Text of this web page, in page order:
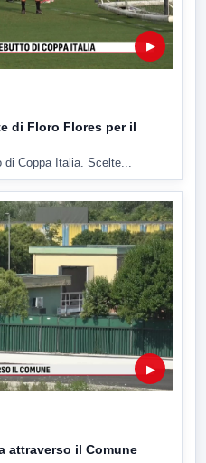
▶
di Floro Flores per il
di Coppa Italia. Scelte...
▶
attraverso il Comune